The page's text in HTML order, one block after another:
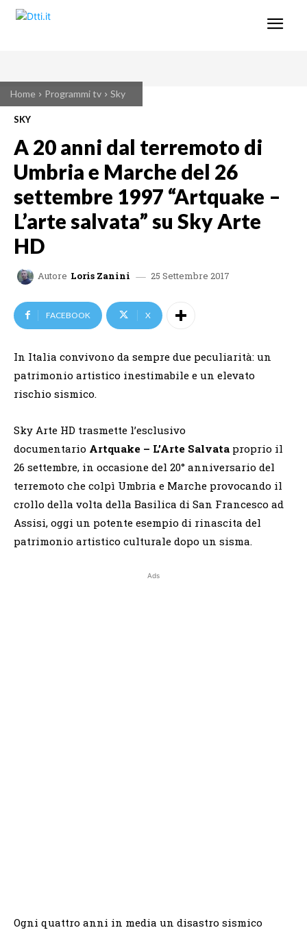
Home Programmi tv Sky
SKY
A 20 anni dal terremoto di
Umbria e Marche del 26
settembre 1997 “Artquake –
L’arte salvata” su Sky Arte
HD
Autore Loris Zanini 25 Settembre 2017
FACEBOOK X
In Italia convivono da sempre due peculiarità: un
patrimonio artistico inestimabile e un elevato
rischio sismico.
Sky Arte HD trasmette l’esclusivo
documentario Artquake – L’Arte Salvata proprio il
26 settembre, in occasione del 20° anniversario del
terremoto che colpì Umbria e Marche provocando il
crollo della volta della Basilica di San Francesco ad
Assisi, oggi un potente esempio di rinascita del
patrimonio artistico culturale dopo un sisma.
Ads
Ogni quattro anni in media un disastro sismico